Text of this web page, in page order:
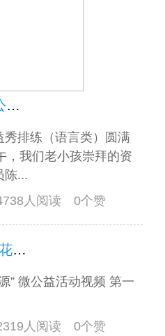
热烈祝贺老小孩聚汇公益秀排练（语言类）圆满成功
排练（语言类）圆满
，我们老小孩崇拜的资
陈...
人阅读 0个赞
4月2日老小孩“寻梦桃花源” 微公益活动视频
” 微公益活动视频 第一
人阅读 0个赞